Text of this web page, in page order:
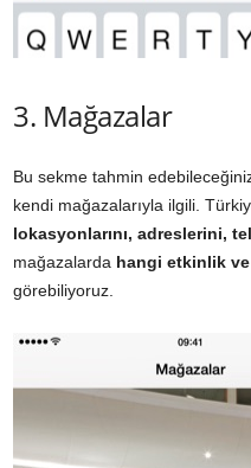
3. Mağazalar
Bu sekme tahmin
kendi mağazalarıyla ilgili.
lokasyonlarını, adreslerini,
mağazalarda hangi etkinlik ve
görebiliyoruz.